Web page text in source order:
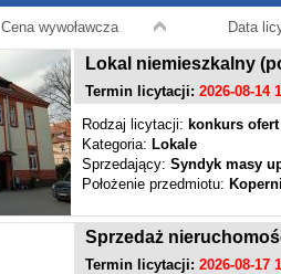
Cena wywoławcza Data
Lokal niemieszkalny
Termin licytacji: 2026-08-14
Rodzaj licytacji: konkurs ofert
Kategoria: Lokale
Sprzedający: Syndyk masy
Położenie przedmiotu:
Sprzedaż
Termin licytacji: 2026-08-17